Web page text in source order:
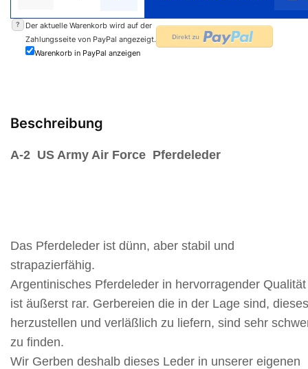
?
Der aktuelle Warenkorb wird auf der
Zahlungsseite von PayPal angezeigt.
Warenkorb in PayPal anzeigen
Beschreibung
A-2 US Army Air Force Pferdeleder
Das Pferdeleder ist dünn, aber stabil und
strapazierfähig.
Argentinisches Pferdeleder in hervorragender Qualität
ist äußerst rar. Gerbereien die in der Lage sind, dieses
herzustellen und verläßlich zu liefern, sind sehr
zu finden.
Wir Gerben deshalb dieses Leder in unserer eigenen